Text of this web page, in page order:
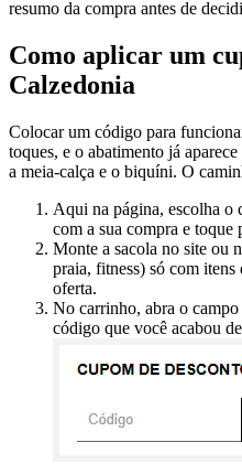
resumo da compra antes de
Como aplicar um
Calzedonia
Colocar um código para
toques, e o abatimento já
a meia-calça e o biquíni. O
Aqui na página, escolha o
com a sua compra e toque
Monte a sacola no site ou
praia, fitness) só com itens
oferta.
No carrinho, abra o
código que você acabou